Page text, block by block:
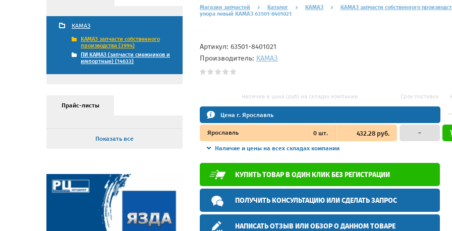
КАМАЗ
КАМАЗ запчасти собственного
производства (3994)
ПИ КАМАЗ (запчасти смежников и
импортные) (14633)
Прайс-листы
Показать все
Магазин запчастей Каталог КАМАЗ
КАМАЗ запчасти собственного
упора левый КАМАЗ 63501-8401021
Артикул: 63501-8401021
Производитель: КАМАЗ
Наличие и цена (руб) на складах компании Срок поставки
Цена г. Ярославль
Ярославль 0шт. 432.28 руб.
Наличие и цены на всех складах компании
–
КУПИТЬ ТОВАР В ОДИН КЛИК БЕЗ РЕГИСТРАЦИИ
ПОЛУЧИТЬ КОНСУЛЬТАЦИЮ ИЛИ СДЕЛАТЬ ЗАПРОС
НАПИСАТЬ ОТЗЫВ ИЛИ ОБЗОР О ДАННОМ ТОВАРЕ